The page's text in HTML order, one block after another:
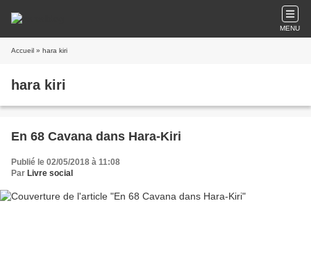
MENU
Accueil » hara kiri
hara kiri
En 68 Cavana dans Hara-Kiri
Publié le 02/05/2018 à 11:08
Par Livre social